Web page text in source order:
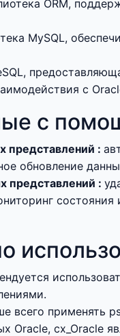
ORM,
MySQL,
с
с
представлений :
обновление
представлений :
состояния
всего применять
Oracle, cx_Oracle